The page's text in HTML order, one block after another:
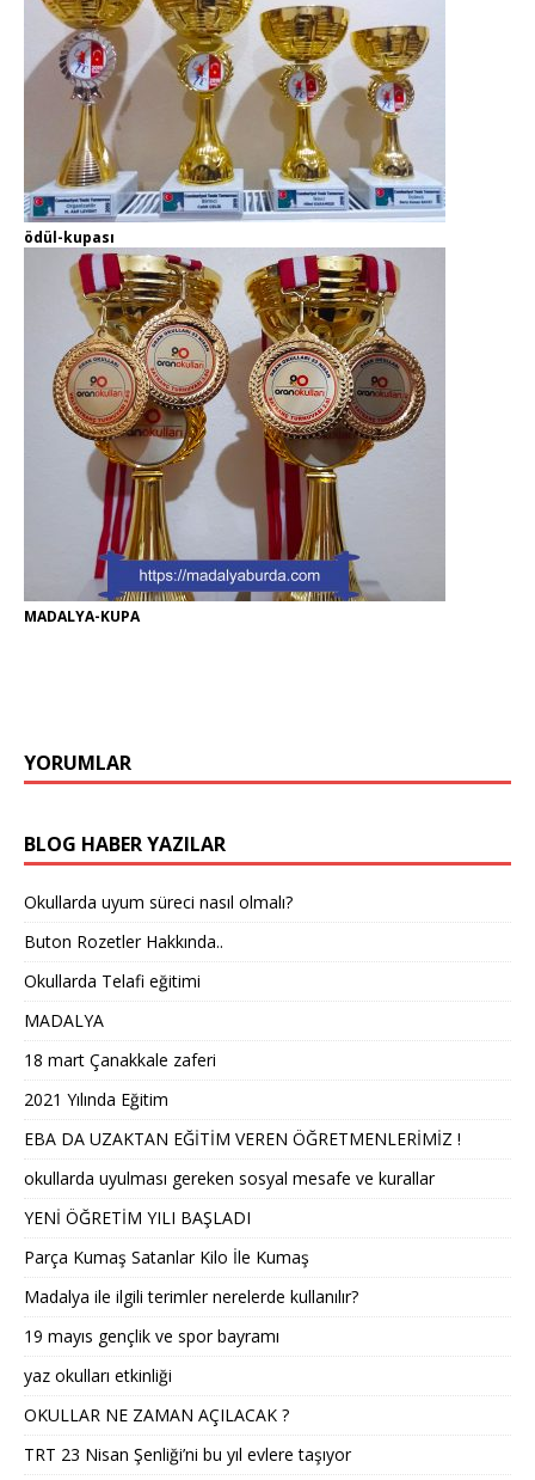
ödül-kupası
MADALYA-KUPA
YORUMLAR
BLOG HABER YAZILAR
Okullarda uyum süreci nasıl olmalı?
Buton Rozetler Hakkında..
Okullarda Telafi eğitimi
MADALYA
18 mart Çanakkale zaferi
2021 Yılında Eğitim
EBA DA UZAKTAN EĞİTİM VEREN ÖĞRETMENLERİMİZ !
okullarda uyulması gereken sosyal mesafe ve kurallar
YENİ ÖĞRETİM YILI BAŞLADI
Parça Kumaş Satanlar Kilo İle Kumaş
Madalya ile ilgili terimler nerelerde kullanılır?
19 mayıs gençlik ve spor bayramı
yaz okulları etkinliği
OKULLAR NE ZAMAN AÇILACAK ?
TRT 23 Nisan Şenliği’ni bu yıl evlere taşıyor